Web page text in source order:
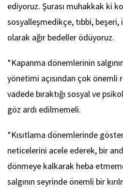
ediyoruz. Şurası muhakkak ki
sosyalleşmedikçe, tıbbi,
olarak ağır bedeller ödüyoruz.
*Kapanma dönemlerinin
yönetimi açısından çok önemli
vadede bıraktığı sosyal ve
göz ardı edilmemeli.
*Kısıtlama dönemlerinde
neticelerini acele ederek, bir
dönmeye kalkarak heba
salgının seyrinde önemli bir